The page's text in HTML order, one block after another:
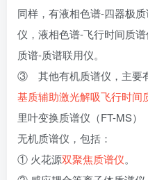
同样，有液相色谱-四器极
仪，液相色谱-飞行时间质
质谱-质谱联用仪。
③ 其他有机质谱仪，主要
基质辅助激光解吸飞行时间
里叶变换质谱仪（FT-MS）
无机质谱仪，包括：
① 火花源双聚焦质谱仪。